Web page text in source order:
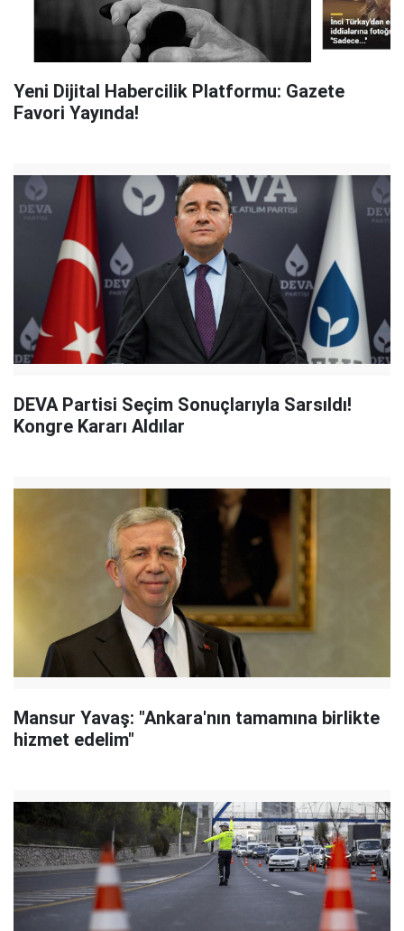
Yeni Dijital Habercilik Platformu: Gazete
Favori Yayında!
DEVA Partisi Seçim Sonuçlarıyla Sarsıldı!
Kongre Kararı Aldılar
Mansur Yavaş: "Ankara'nın tamamına birlikte
hizmet edelim"